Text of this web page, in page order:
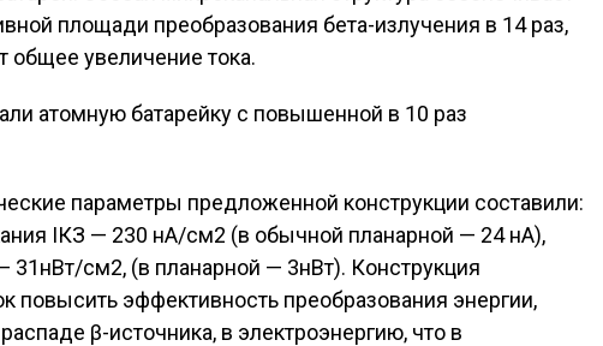
площади преобразования бета-излучения в 14 раз,
общее увеличение тока.
параметры предложенной конструкции составили:
IКЗ — 230 нА/см2 (в обычной планарной — 24 нА),
31нВт/см2, (в планарной — 3нВт). Конструкция
повысить эффективность преобразования энергии,
β-источника, в электроэнергию, что в